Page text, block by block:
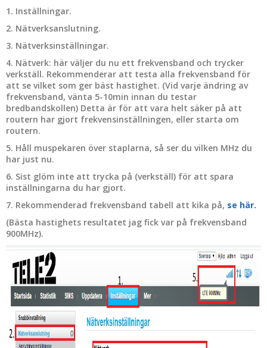
1. Inställningar.
2. Nätverksanslutning.
3. Nätverksinställningar.
4. Nätverk: här väljer du nu ett frekvensband och trycker
verkställ. Rekommenderar att testa alla frekvensband för
att se vilket som ger bäst hastighet. (Vid varje ändring av
frekvensband, vänta 5-10min innan du testar
bredbandskollen) Detta är för att vara helt säker på att
routern har gjort frekvensinställningen, eller starta om
routern.
5. Håll muspekaren över staplarna, så ser du vilken MHz du
har just nu.
6. Sist glöm inte att trycka på (verkställ) för att spara
inställningarna du har gjort.
7. Rekommenderad frekvensband tabell att kika på, se här.
(Bästa hastighets resultatet jag fick var på frekvensband
900MHz).